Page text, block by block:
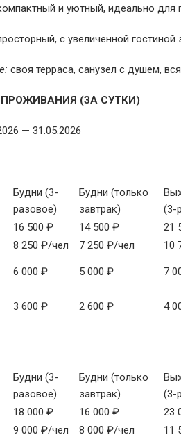
и уютный, идеально для
с увеличенной гостиной
своя терраса, санузел с душем,
(ЗА СУТКИ)
— 31.05.2026
Будни (3-
разовое)
Будни (только
завтрак)
(3-
16 500 ₽ 14 500 ₽ 21
8 250 ₽/чел 7 250 ₽/чел 10
6 000 ₽ 5 000 ₽ 7
3 600 ₽ 2 600 ₽ 4
Будни (3-
разовое)
Будни (только
завтрак)
(3-
18 000 ₽ 16 000 ₽ 23
9 000 ₽/чел 8 000 ₽/чел 11